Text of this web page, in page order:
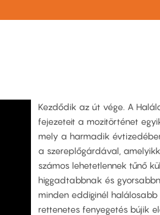
Kezdődik az út vége. A
fejezeteit a mozitörténet
mely a harmadik
a szereplőgárdával,
számos lehetetlennek tűnő
higgadtabbnak és
minden eddiginél
rettenetes fenyegetés bújik